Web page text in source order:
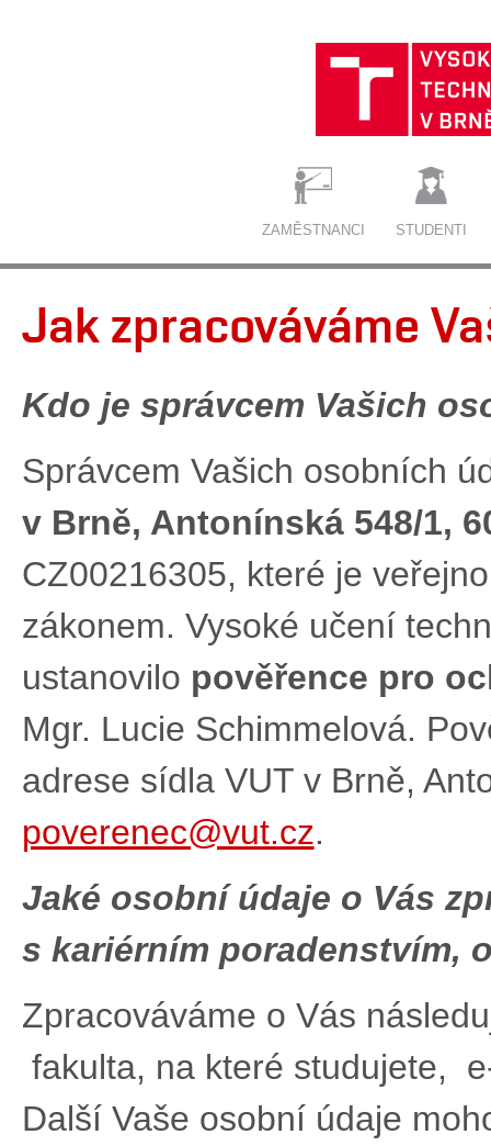
ZAMĚSTNANCI STUDENTI
Jak zpracováváme
Kdo je správcem Vašich
Správcem Vašich osobních
v Brně, Antonínská 548/1,
CZ00216305, které je
zákonem. Vysoké učení
ustanovilo pověřence pro
Mgr. Lucie Schimmelová.
adrese sídla VUT v Brně,
poverenec@vut.cz.
Jaké osobní údaje o Vás
s kariérním poradenstvím,
Zpracováváme o Vás
fakulta, na které studujete,
Další Vaše osobní údaje